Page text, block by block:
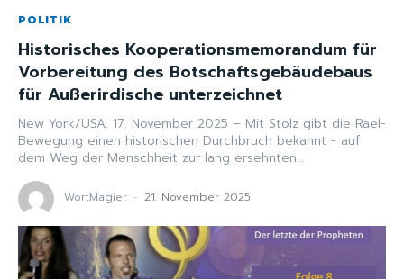
POLITIK
Historisches Kooperationsmemorandum für
Vorbereitung des Botschaftsgebäudebaus
für Außerirdische unterzeichnet
New York/USA, 17. November 2025 – Mit Stolz gibt die Rael-
Bewegung einen historischen Durchbruch bekannt - auf
dem Weg der Menschheit zur lang ersehnten...
WortMagier - 21. November 2025